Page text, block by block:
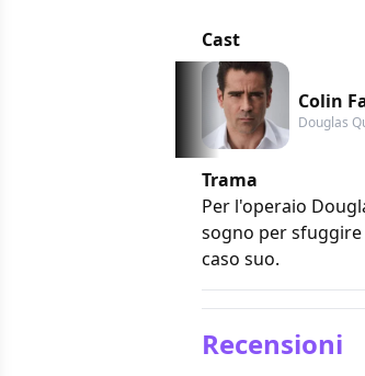
Cast
Colin
Douglas
Trama
Per l'operaio
sogno per
caso suo.
Recensioni